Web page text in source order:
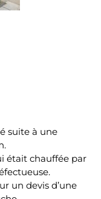
suite à une
était chauffée par
un devis d’une